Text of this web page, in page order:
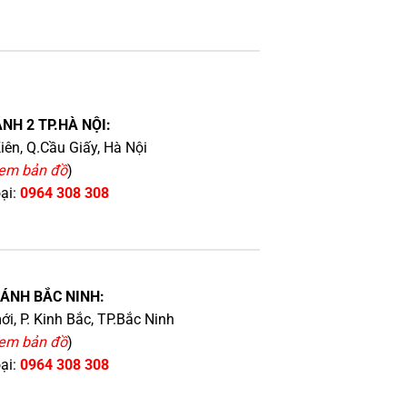
2 TP.HÀ NỘI:
Q.Cầu Giấy, Hà Nội
bản đồ)
0964 308 308
BẮC NINH:
P. Kinh Bắc, TP.Bắc Ninh
bản đồ)
0964 308 308